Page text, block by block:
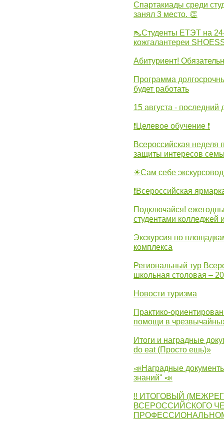
Спартакиады среди
занял 3 место. 👏
👠Студенты ЕТЭТ на
кожгалантереи
Абитуриент!
Программа
будет работать
15 августа - последний
❗Целевое обучение ❗
Всероссийская
защиты интересов
☀Сам себе экскурсовод
❗Всероссийская
Подключайся!
студентами колледжей
Экскурсия по
комплекса
Региональный тур
школьная столовая –
Новости туризма
Практико-
помощи в
Итоги и наградные
do eat (Просто ешь)»
📣Наградные
знаний" 📣
‼ ИТОГОВЫЙ
ВСЕРОССИЙСКОГО